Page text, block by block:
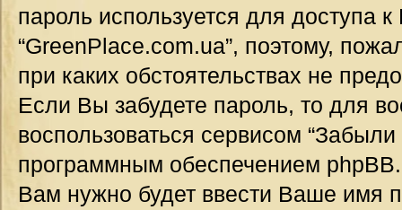
пароль используется для доступа
“GreenPlace.com.ua”, поэтому,
при каких обстоятельствах не
Если Вы забудете пароль, то для
воспользоваться сервисом
программным обеспечением
Вам нужно будет ввести Ваше имя